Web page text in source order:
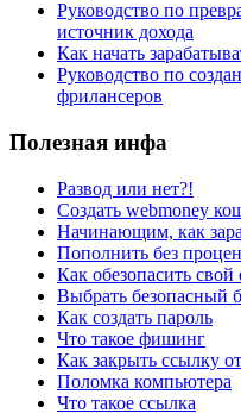
Руководство по
источник дохода
Как начать
Руководство по
фрилансеров
Полезная инфа
Развод или нет?!
Создать webmoney
Начинающим, как
Пополнить без
Как обезопасить свой
Выбрать безопасный
Как создать пароль
Что такое фишинг
Как закрыть ссылку
Поломка компьютера
Что такое ссылка